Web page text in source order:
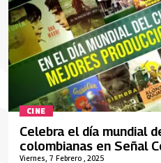
CINE
Viernes, 7 Febrero , 2025
Celebra el día mundial
colombianas en Señal